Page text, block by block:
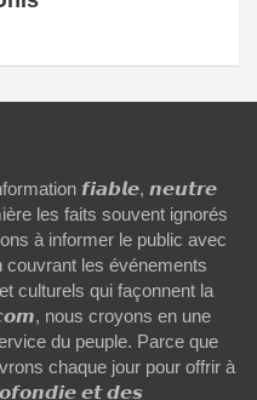
𝙛𝙞𝙖𝙗𝙡𝙚, 𝙣𝙚𝙪𝙩𝙧𝙚
les faits souvent ignorés
à informer le public avec
les événements
culturels qui façonnent la
nous croyons en une
du peuple. Parce que
chaque jour pour offrir à
𝙚𝙩 𝙙𝙚𝙨